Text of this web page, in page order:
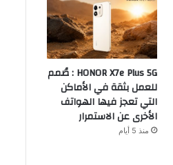
HONOR X7e Plus 5G : صُمم
للعمل بثقة في الأماكن
التي تعجز فيها الهواتف
الأخرى عن الاستمرار
منذ 5 أيام